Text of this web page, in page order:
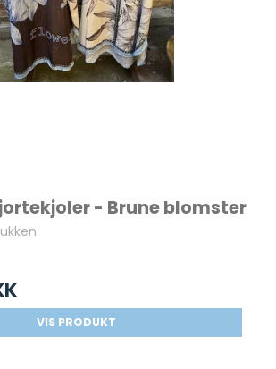
- Brune blomster
VIS PRODUKT